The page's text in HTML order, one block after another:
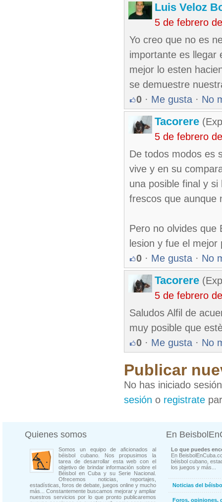
Luis Veloz
5 de febrero
Yo creo que no es
importante es llegar
mejor lo esten
se demuestre
0 · Me gusta · No
Tacorere
5 de febrero
De todos modos es
vive y en su
una posible final y
frescos que aunque
Pero no olvides que
lesion y fue el
0 · Me gusta · No
Tacorere
5 de febrero
Saludos Alfil de
muy posible que
0 · Me gusta · No
Publicar
No has iniciado
sesión o registrate
Quienes somos
Somos un equipo de aficionados al
béisbol cubano. Nos propusimos la
tarea de desarrollar esta web con el
objetivo de brindar información sobre el
Béisbol en Cuba y su Serie Nacional.
Ofrecemos noticias, reportajes,
estadísticas, foros de debate, juegos online y mucho
más... Constantemente buscamos mejorar y ampliar
nuestros servicios por lo que pronto publicaremos
En
Lo que puedes
En
béisbol cubano,
los juegos y más...
Noticias del
Foros, opiniones,